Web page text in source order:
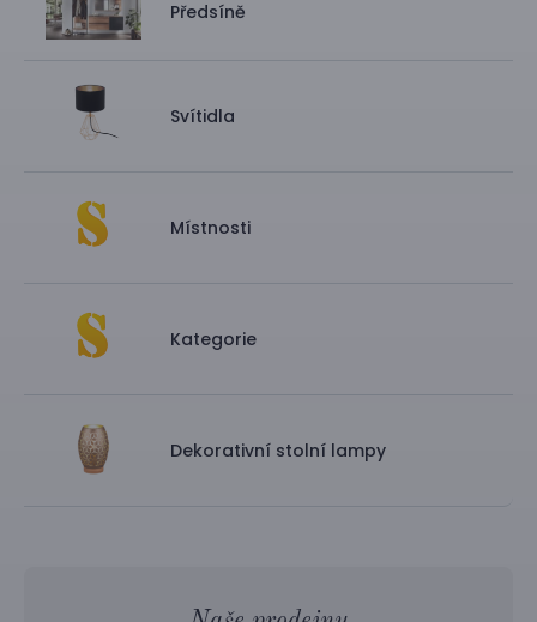
Předsíně
Svítidla
Místnosti
Kategorie
Dekorativní stolní lampy